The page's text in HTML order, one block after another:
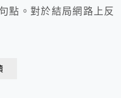
點。對於結局網路上反